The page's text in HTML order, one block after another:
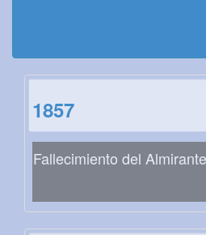
1857
Fallecimiento del